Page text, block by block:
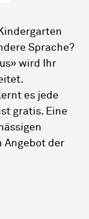
Sprache?
wird Ihr
es jede
gratis. Eine
Angebot der